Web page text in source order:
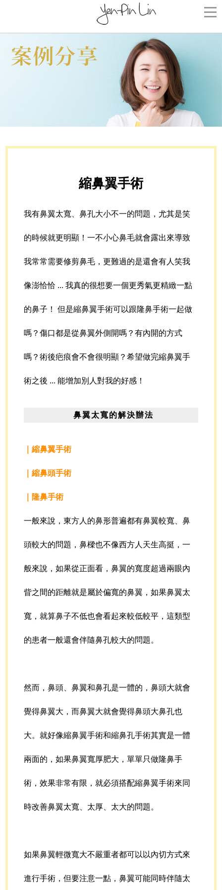
縮鼻翼手術
我有鼻翼太寬、鼻孔大小不一的問題，尤其是笑
的時候就更明顯！一不小心鼻毛就會露出來導致
我常常需要修剪鼻毛，更難過的是還會有人笑我
像澎恰恰 ... 我真的很想要一個更秀氣更精緻一點
的鼻子！ 但是縮鼻翼手術可以跟隆鼻手術一起做
嗎？傷口都是從鼻翼外側開嗎？有內開的方式
嗎？術後疤痕會不會很明顯？希望做完縮鼻翼手
術之後 ... 能增加別人對我的好感！
鼻翼太寬的解決辦法
｜縮鼻翼手術
｜縮鼻頭手術
｜隆鼻手術
一般來說，東方人的鼻形普遍都有鼻翼較寬、鼻
頭較大的問題，鼻樑也不像西方人天生高挺，一
般來說，如果從正面看，鼻翼的寬度超過兩眼內
眥之間的距離就是屬於偏寬的鼻翼，如果鼻翼太
寬，就算鼻子不低也會看起來較低較平，這類型
的患者一般還會伴隨鼻孔較大的問題。
然而，鼻頭、鼻翼和鼻孔是一體的，鼻頭大就會
覺得鼻翼大，而鼻翼大就會覺得鼻頭大鼻孔也
大。就好像縮鼻翼手術和縮鼻孔手術其實是一體
兩面的，如果鼻翼寬厚肥大，單單只做隆鼻手
術，效果非常有限，就必須搭配縮鼻翼手術來同
時改善鼻翼太寬、太厚、太大的問題。
如果鼻翼輕微寬大不嚴重者都可以以內切方式來
進行手術，但要注意一點，鼻翼可能同時伴隨太